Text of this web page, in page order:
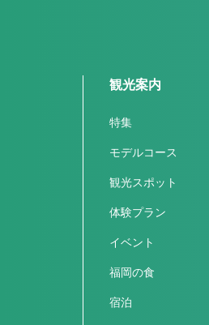
観光案内
特集
モデルコース
観光スポット
体験プラン
イベント
福岡の食
宿泊